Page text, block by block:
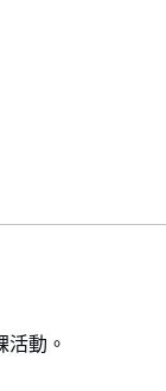
動。